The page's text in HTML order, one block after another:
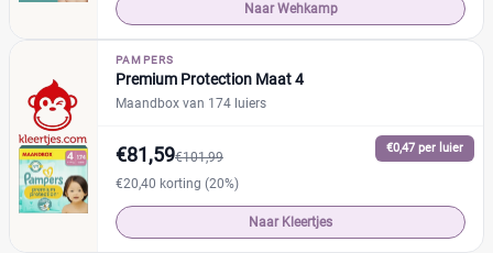
Voorraadbox
Maat
4
0 (2)
(15)
Naar Wehkamp
PAMPERS
Premium Protection Maat 4
Maandbox van 174 luiers
€0,47 per luier
€81,59€101,99
€20,40 korting (20%)
Naar Kleertjes